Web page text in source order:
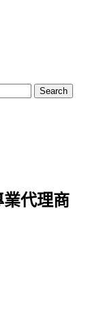
代理商